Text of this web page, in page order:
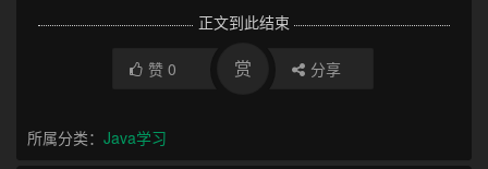
正文到此结束
赞 0 赏 分享
所属分类： Java学习